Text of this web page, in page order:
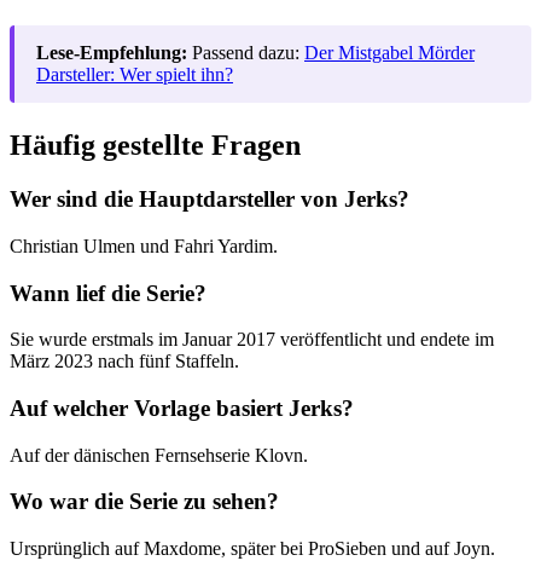
Lese-Empfehlung: Passend dazu: Der Mistgabel Mörder
Darsteller: Wer spielt ihn?
Häufig gestellte Fragen
Wer sind die Hauptdarsteller von Jerks?
Christian Ulmen und Fahri Yardim.
Wann lief die Serie?
Sie wurde erstmals im Januar 2017 veröffentlicht und endete im
März 2023 nach fünf Staffeln.
Auf welcher Vorlage basiert Jerks?
Auf der dänischen Fernsehserie Klovn.
Wo war die Serie zu sehen?
Ursprünglich auf Maxdome, später bei ProSieben und auf Joyn.